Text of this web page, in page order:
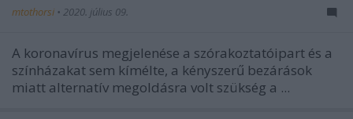
mtothorsi • 2020. július 09.
A koronavírus megjelenése a szórakoztatóipart és a
színházakat sem kímélte, a kényszerű bezárások
miatt alternatív megoldásra volt szükség a ...